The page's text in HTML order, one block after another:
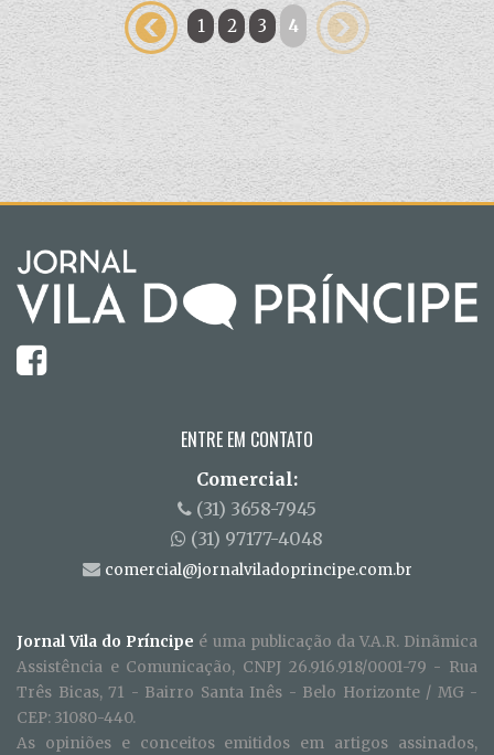
1 2 3 4
ENTRE EM CONTATO
Comercial:
(31) 3658-7945
(31) 97177-4048
comercial@jornalviladoprincipe.com.br
Jornal Vila do Príncipe é uma publicação da V.A.R. Dinãmica
Assistência e Comunicação, CNPJ 26.916.918/0001-79 - Rua
Três Bicas, 71 - Bairro Santa Inês - Belo Horizonte / MG -
CEP: 31080-440.
As opiniões e conceitos emitidos em artigos assinados,